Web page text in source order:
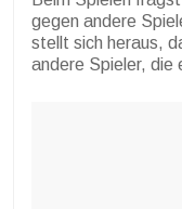
gegen andere
stellt sich heraus,
andere Spieler, die